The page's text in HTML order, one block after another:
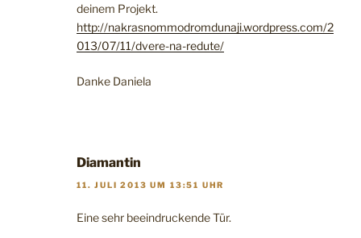
deinem Projekt.
http://nakrasnommodromdunaji.wordpress.com/2
013/07/11/dvere-na-redute/
Danke Daniela
Diamantin
11. JULI 2013 UM 13:51 UHR
Eine sehr beeindruckende Tür.